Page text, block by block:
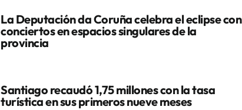
La Deputación da Coruña celebra el eclipse con
conciertos en espacios singulares de la
provincia
Santiago recaudó 1,75 millones con la tasa
turística en sus primeros nueve meses